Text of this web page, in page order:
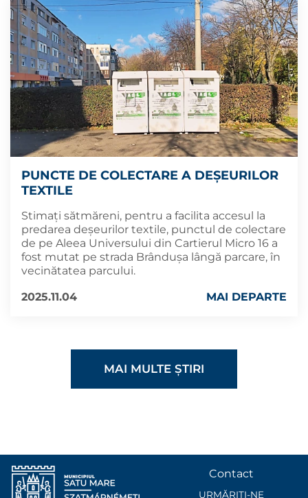
PUNCTE DE COLECTARE A DEȘEURILOR
TEXTILE
Stimați sătmăreni, pentru a facilita accesul la
predarea deșeurilor textile, punctul de colectare
de pe Aleea Universului din Cartierul Micro 16 a
fost mutat pe strada Brândușa lângă parcare, în
vecinătatea parcului.
2025.11.04
MAI DEPARTE
MAI MULTE ȘTIRI
Contact
URMĂRIȚI-NE